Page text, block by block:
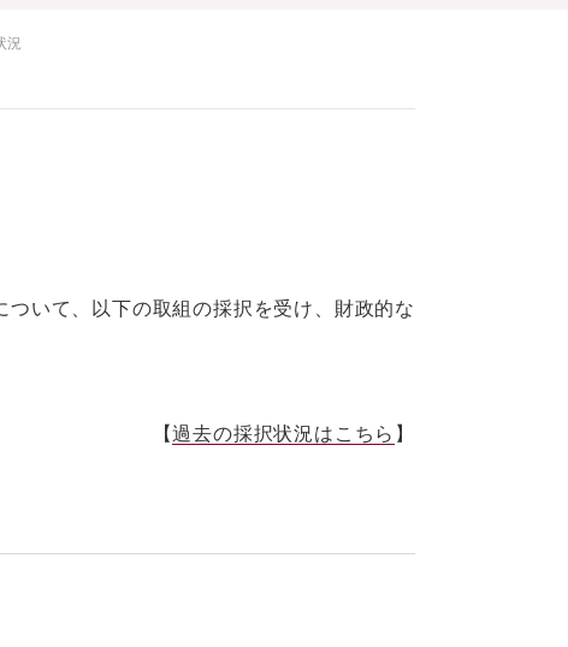
況
いて、以下の取組の採択を受け、財政的な
【過去の採択状況はこちら 】